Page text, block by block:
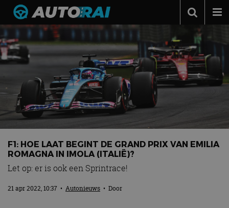
Autonieuws
Podcast
Automerken
Adverteren
Contact
MotorRAI.nl
F1: HOE LAAT BEGINT DE GRAND PRIX VAN EMILIA
ROMAGNA IN IMOLA (ITALIË)?
Let op: er is ook een Sprintrace!
21 apr 2022, 10:37 • Autonieuws • Door